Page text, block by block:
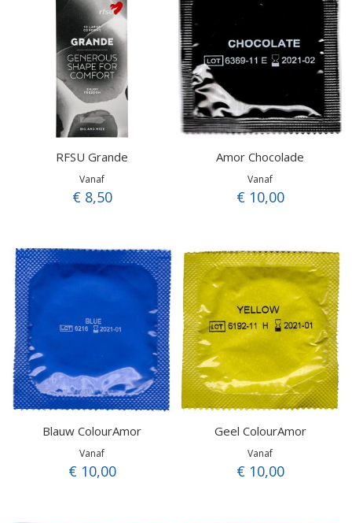
RFSU Grande
Vanaf
€ 8,50
Amor Chocolade
Vanaf
€ 10,00
Blauw ColourAmor
Vanaf
€ 10,00
Geel ColourAmor
Vanaf
€ 10,00